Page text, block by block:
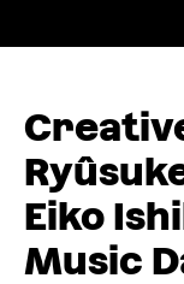
Eiko
Music